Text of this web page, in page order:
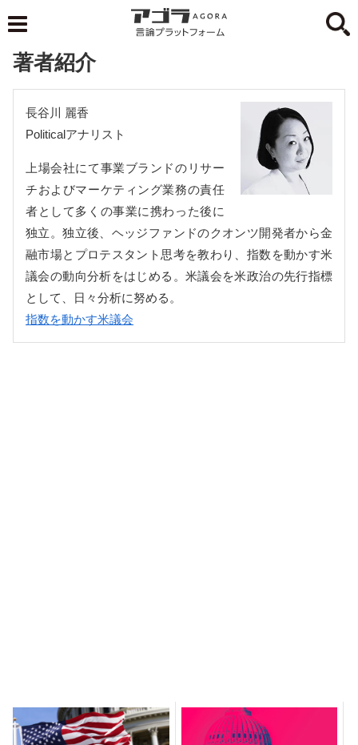
著者紹介
長谷川 麗香
Politicalアナリスト
上場会社にて事業ブランドのリサー
チおよびマーケティング業務の責任
者として多くの事業に携わった後に
独立。独立後、ヘッジファンドのクオンツ開発者から金
融市場とプロテスタント思考を教わり、指数を動かす米
議会の動向分析をはじめる。米議会を米政治の先行指標
として、日々分析に努める。
指数を動かす米議会